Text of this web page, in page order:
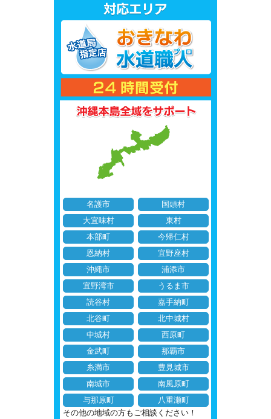
名護市
国頭村
大宜味村
東村
本部町
今帰仁村
恩納村
宜野座村
沖縄市
浦添市
宜野湾市
うるま市
読谷村
嘉手納町
北谷町
北中城村
中城村
西原町
金武町
那覇市
糸満市
豊見城市
南城市
南風原町
与那原町
八重瀬町
その他の地域の方もご相談ください！